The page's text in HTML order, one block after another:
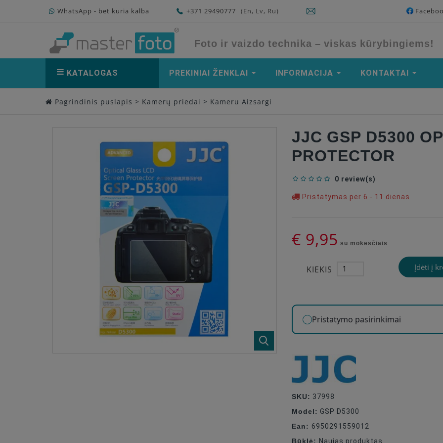
WhatsApp - bet kuria kalba +371 29490777 (En, Lv, Ru)
Foto ir vaizdo technika – viskas kūrybingiems!
KATALOGAS PREKINIAI ŽENKLAI INFORMACIJA KONTAKTAI
Pagrindinis puslapis > Kamerų priedai > Kameru Aizsargi
JJC GSP D5300
PROTECTOR
0 review(s)
Pristatymas per 6 - 11 dienas
€ 9,95 su mokesčiais
KIEKIS Įdėti į
Pristatymo pasirinkimai
SKU: 37998
Model: GSP D5300
Ean: 6950291559012
Būklė: Naujas produktas